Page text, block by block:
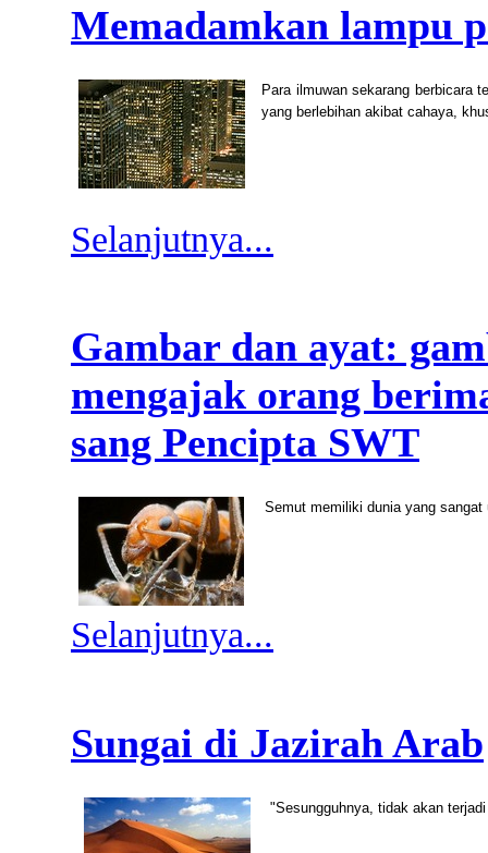
Memadamkan lampu
Para ilmuwan sekarang berbicara
yang berlebihan akibat cahaya,
Selanjutnya...
Gambar dan ayat:
mengajak orang
sang Pencipta SWT
Semut memiliki dunia yang
Selanjutnya...
Sungai di Jazirah Arab
"Sesungguhnya, tidak akan